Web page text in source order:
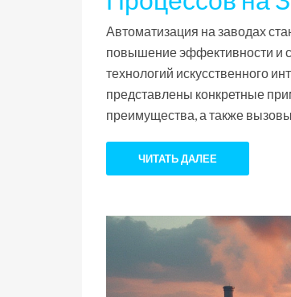
Автоматизация на заводах
повышение эффективности и
технологий искусственного
представлены конкретные
преимущества, а также
ЧИТАТЬ ДАЛЕЕ